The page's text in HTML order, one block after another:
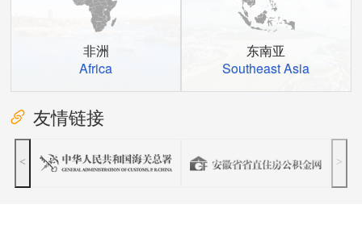
非洲
Africa
东南亚
Southeast Asia
友情链接
< >